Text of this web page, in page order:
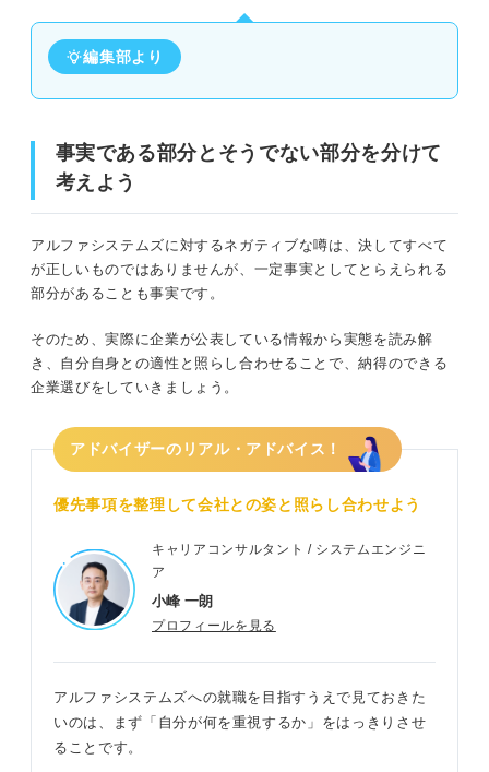
編集部より
事実である部分とそうでない部分を分けて
考えよう
アルファシステムズに対するネガティブな噂は、決してすべて
が正しいものではありませんが、一定事実としてとらえられる
部分があることも事実です。
そのため、実際に企業が公表している情報から実態を読み解
き、自分自身との適性と照らし合わせることで、納得のできる
企業選びをしていきましょう。
アドバイザーのリアル・アドバイス！
優先事項を整理して会社との姿と照らし合わせよう
キャリアコンサルタント / システムエンジニ
ア
小峰 一朗
プロフィールを見る
アルファシステムズへの就職を目指すうえで見ておきた
いのは、まず「自分が何を重視するか」をはっきりさせ
ることです。